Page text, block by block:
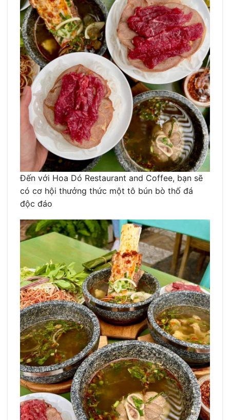
Đến với Hoa Dó Restaurant and Coffee, bạn sẽ
có cơ hội thưởng thức một tô bún bò thố đá
độc đáo